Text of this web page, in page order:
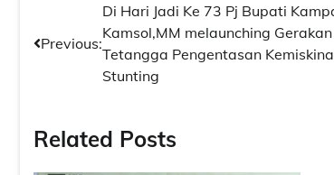
Navigasi
pos
Previous:
Di Hari Jadi Ke 73 Pj Bupati
Kamsol,MM melaunching
Tetangga Pengentasan
Stunting
Related Posts